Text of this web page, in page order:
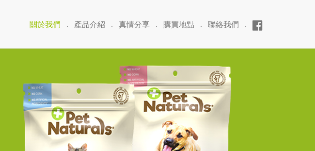
關於我們 ． 產品介紹 ． 真情分享 ． 購買地點 ． 聯絡我們 ．